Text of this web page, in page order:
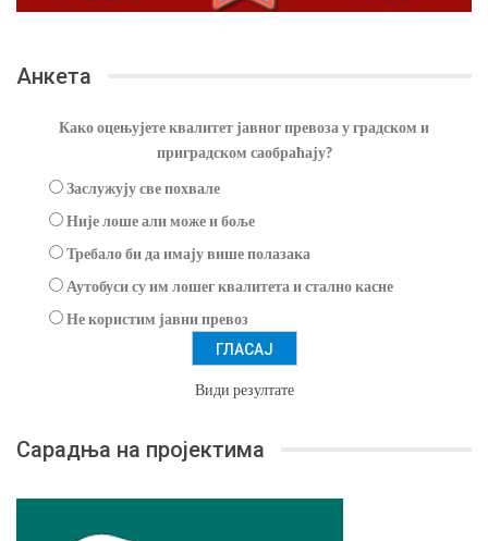
Анкета
Како оцењујете квалитет јавног превоза у градском и
приградском саобраћају?
Заслужују све похвале
Није лоше али може и боље
Требало би да имају више полазака
Аутобуси су им лошег квалитета и стално касне
Не користим јавни превоз
Види резултате
Сарадња на пројектима